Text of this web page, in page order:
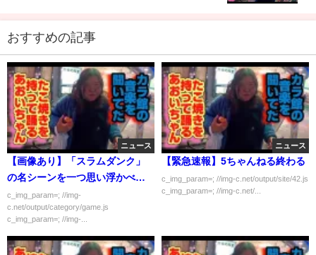
おすすめの記事
ニュース
【画像あり】「スラムダンク」
の名シーンを一つ思い浮かべて
スレを開いてください！
c_img_param=; //img-
c.net/output/category/game.js
c_img_param=; //img-...
ニュース
【緊急速報】5ちゃんねる終わる
c_img_param=; //img-c.net/output/site/42.js
c_img_param=; //img-c.net/...